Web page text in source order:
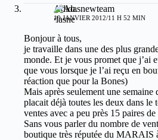
Adidasnewteam
19 JANVIER 2012/11 H 52 MIN
Bonjour à tous,
je travaille dans une des plus
monde. Et je vous promet que j’ai
que vous lorsque je l’ai reçu en
réaction que pour la Bones)
Mais après seulement une semaine
placait déjà toutes les deux dans le
ventes avec a peu près 15 paires de
Sans vous parler du nombre de
boutique très réputée du MARAIS